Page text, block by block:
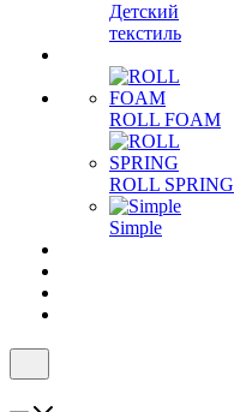
Детский
текстиль
ROLL FOAM
ROLL SPRING
Simple